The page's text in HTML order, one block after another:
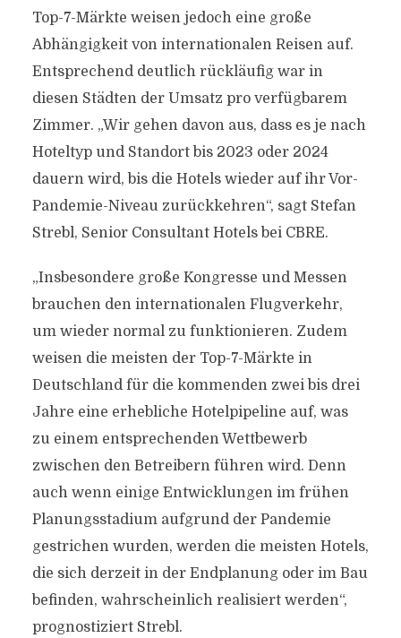
Top-7-Märkte weisen jedoch eine große
Abhängigkeit von internationalen Reisen auf.
Entsprechend deutlich rückläufig war in
diesen Städten der Umsatz pro verfügbarem
Zimmer. „Wir gehen davon aus, dass es je nach
Hoteltyp und Standort bis 2023 oder 2024
dauern wird, bis die Hotels wieder auf ihr Vor-
Pandemie-Niveau zurückkehren“, sagt Stefan
Strebl, Senior Consultant Hotels bei CBRE.
„Insbesondere große Kongresse und Messen
brauchen den internationalen Flugverkehr,
um wieder normal zu funktionieren. Zudem
weisen die meisten der Top-7-Märkte in
Deutschland für die kommenden zwei bis drei
Jahre eine erhebliche Hotelpipeline auf, was
zu einem entsprechenden Wettbewerb
zwischen den Betreibern führen wird. Denn
auch wenn einige Entwicklungen im frühen
Planungsstadium aufgrund der Pandemie
gestrichen wurden, werden die meisten Hotels,
die sich derzeit in der Endplanung oder im Bau
befinden, wahrscheinlich realisiert werden“,
prognostiziert Strebl.